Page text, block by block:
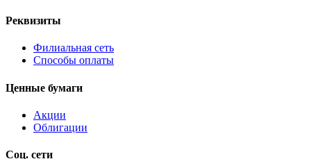
Реквизиты
Филиальная сеть
Способы оплаты
Ценные бумаги
Акции
Облигации
Соц. сети